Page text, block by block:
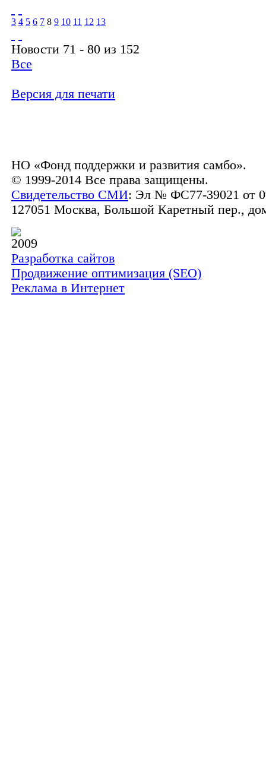
3 4 5 6 7 8 9 10 11 12 13
Новости 71 - 80 из 152
Все
Версия для печати
НО «Фонд поддержки и развития самбо».
© 1999-2014 Все права защищены.
Свидетельство СМИ: Эл № ФС77-39021 от
127051 Москва, Большой Каретный пер.,
2009
Разработка сайтов
Продвижение оптимизация (SEO)
Реклама в Интернет